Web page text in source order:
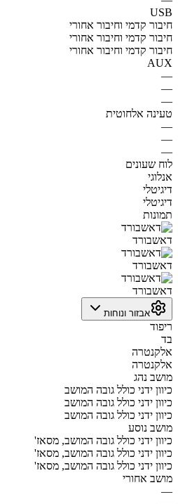
USB
חיבור קדמי וחיבור אחורי
חיבור קדמי וחיבור אחורי
חיבור קדמי וחיבור אחורי
AUX
—
—
—
טעינה אלחוטית
—
—
—
לוח שעונים
אנלוגי
דיגיטלי
דיגיטלי
תמונות
דאשבורד
דאשבורד
דאשבורד
אבזור ונוחות
ריפוד
בד
אלקנטרה
אלקנטרה
מושב נהג
כיוון ידני כולל גובה המושב
כיוון ידני כולל גובה המושב
כיוון ידני כולל גובה המושב
מושב נוסע
כיוון ידני כולל גובה המושב, מסאז'
כיוון ידני כולל גובה המושב, מסאז'
כיוון ידני כולל גובה המושב, מסאז'
מושב אחורי
—